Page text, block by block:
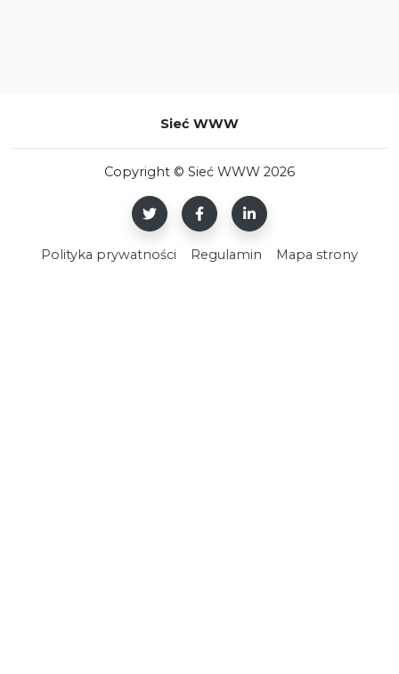
Sieć WWW
Copyright © Sieć WWW 2026
Polityka prywatności Regulamin Mapa strony